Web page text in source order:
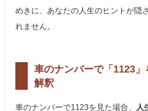
めきに、あなたの人生のヒントが隠
れません。
車のナンバーで「1123
解釈
車のナンバーで1123を見た場合、
人